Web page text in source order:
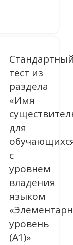
тест из
раздела
«Имя
для
с
уровнем
владения
языком
уровень
(A1)»